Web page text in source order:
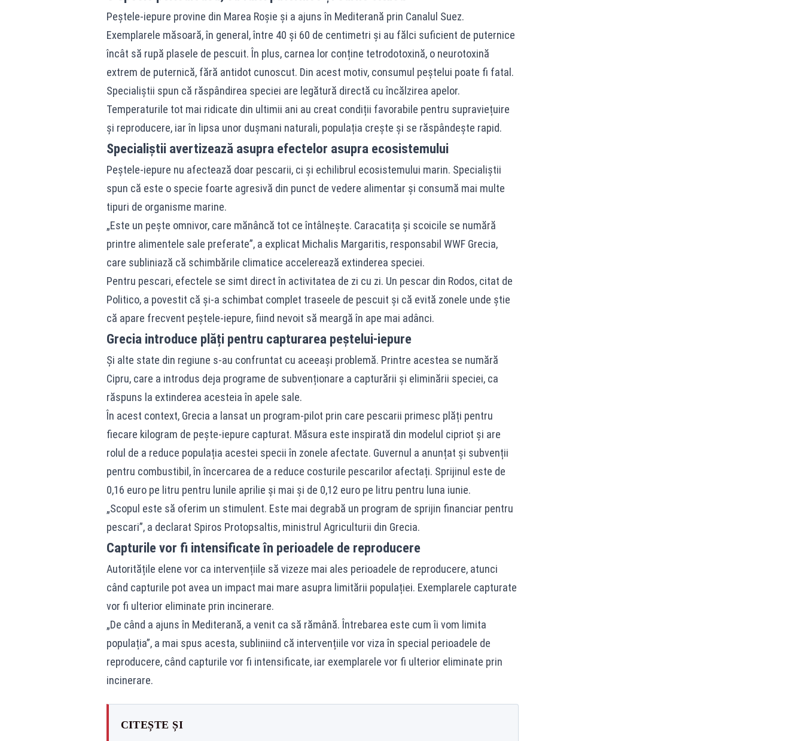
Peștele-iepure provine din Marea Roșie și a ajuns în Mediterană prin Canalul Suez.
Exemplarele măsoară, în general, între 40 și 60 de centimetri și au fălci suficient de puternice
încât să rupă plasele de pescuit. În plus, carnea lor conține tetrodotoxină, o neurotoxină
extrem de puternică, fără antidot cunoscut. Din acest motiv, consumul peștelui poate fi fatal.
Specialiștii spun că răspândirea speciei are legătură directă cu încălzirea apelor.
Temperaturile tot mai ridicate din ultimii ani au creat condiții favorabile pentru supraviețuire
și reproducere, iar în lipsa unor dușmani naturali, populația crește și se răspândește rapid.
Specialiștii avertizează asupra efectelor asupra ecosistemului
Peștele-iepure nu afectează doar pescarii, ci și echilibrul ecosistemului marin. Specialiștii
spun că este o specie foarte agresivă din punct de vedere alimentar și consumă mai multe
tipuri de organisme marine.
„Este un pește omnivor, care mănâncă tot ce întâlnește. Caracatița și scoicile se numără
printre alimentele sale preferate”, a explicat Michalis Margaritis, responsabil WWF Grecia,
care subliniază că schimbările climatice accelerează extinderea speciei.
Pentru pescari, efectele se simt direct în activitatea de zi cu zi. Un pescar din Rodos, citat de
Politico, a povestit că și-a schimbat complet traseele de pescuit și că evită zonele unde știe
că apare frecvent peștele-iepure, fiind nevoit să meargă în ape mai adânci.
Grecia introduce plăți pentru capturarea peștelui-iepure
Și alte state din regiune s-au confruntat cu aceeași problemă. Printre acestea se numără
Cipru, care a introdus deja programe de subvenționare a capturării și eliminării speciei, ca
răspuns la extinderea acesteia în apele sale.
În acest context, Grecia a lansat un program-pilot prin care pescarii primesc plăți pentru
fiecare kilogram de pește-iepure capturat. Măsura este inspirată din modelul cipriot și are
rolul de a reduce populația acestei specii în zonele afectate. Guvernul a anunțat și subvenții
pentru combustibil, în încercarea de a reduce costurile pescarilor afectați. Sprijinul este de
0,16 euro pe litru pentru lunile aprilie și mai și de 0,12 euro pe litru pentru luna iunie.
„Scopul este să oferim un stimulent. Este mai degrabă un program de sprijin financiar pentru
pescari”, a declarat Spiros Protopsaltis, ministrul Agriculturii din Grecia.
Capturile vor fi intensificate în perioadele de reproducere
Autoritățile elene vor ca intervențiile să vizeze mai ales perioadele de reproducere, atunci
când capturile pot avea un impact mai mare asupra limitării populației. Exemplarele capturate
vor fi ulterior eliminate prin incinerare.
„De când a ajuns în Mediterană, a venit ca să rămână. Întrebarea este cum îi vom limita
populația”, a mai spus acesta, subliniind că intervențiile vor viza în special perioadele de
reproducere, când capturile vor fi intensificate, iar exemplarele vor fi ulterior eliminate prin
incinerare.
CITEȘTE ȘI